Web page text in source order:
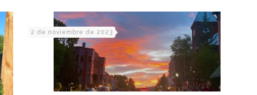
2 de noviembre de 2023